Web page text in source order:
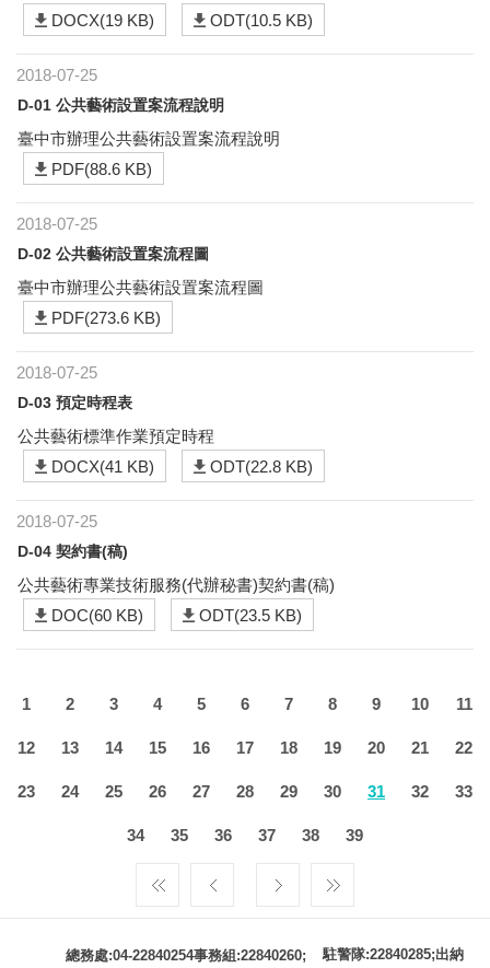
DOCX(19 KB)
ODT(10.5 KB)
2018-07-25
D-01 公共藝術設置案流程說明
臺中市辦理公共藝術設置案流程說明
PDF(88.6 KB)
2018-07-25
D-02 公共藝術設置案流程圖
臺中市辦理公共藝術設置案流程圖
PDF(273.6 KB)
2018-07-25
D-03 預定時程表
公共藝術標準作業預定時程
DOCX(41 KB)
ODT(22.8 KB)
2018-07-25
D-04 契約書(稿)
公共藝術專業技術服務(代辦秘書)契約書(稿)
DOC(60 KB)
ODT(23.5 KB)
1 2 3 4 5 6 7 8 9 10 11
12 13 14 15 16 17 18 19 20 21 22
23 24 25 26 27 28 29 30 31 32 33
34 35 36 37 38 39
總務處:04-22840254事務組:22840260; 駐警隊:22840285;出納